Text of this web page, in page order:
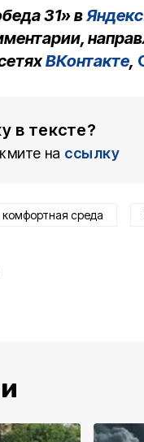
31» в
ВКонтакте,
в тексте?
на ссылку
комфортная среда